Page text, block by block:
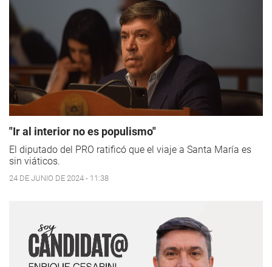
"Ir al interior no es populismo"
El diputado del PRO ratificó que el viaje a Santa María es
sin viáticos.
24 DE JUNIO DE 2024 - 11:38